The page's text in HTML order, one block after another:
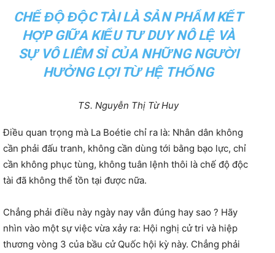
CHẾ ĐỘ ĐỘC TÀI LÀ SẢN PHẨM KẾT
HỢP GIỮA KIỂU TƯ DUY NÔ LỆ VÀ
SỰ VÔ LIÊM SỈ CỦA NHỮNG NGƯỜI
HƯỞNG LỢI TỪ HỆ THỐNG
TS. Nguyễn Thị Từ Huy
Điều quan trọng mà La Boétie chỉ ra là: Nhân dân không
cần phải đấu tranh, không cần dùng tới bằng bạo lực, chỉ
cần không phục tùng, không tuân lệnh thôi là chế độ độc
tài đã không thể tồn tại được nữa.
Chẳng phải điều này ngày nay vẫn đúng hay sao ? Hãy
nhìn vào một sự việc vừa xảy ra: Hội nghị cử tri và hiệp
thương vòng 3 của bầu cử Quốc hội kỳ này. Chẳng phải